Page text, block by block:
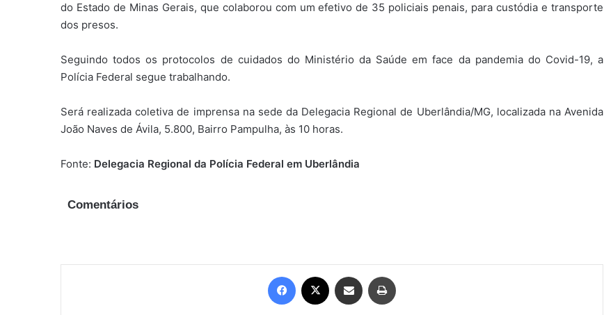
do Estado de Minas Gerais, que colaborou com um efetivo de 35 policiais penais, para custódia e transporte
dos presos.
Seguindo todos os protocolos de cuidados do Ministério da Saúde em face da pandemia do Covid-19, a
Polícia Federal segue trabalhando.
Será realizada coletiva de imprensa na sede da Delegacia Regional de Uberlândia/MG, localizada na Avenida
João Naves de Ávila, 5.800, Bairro Pampulha, às 10 horas.
Fonte: Delegacia Regional da Polícia Federal em Uberlândia
Comentários
Facebook Compartilhar via e-mail